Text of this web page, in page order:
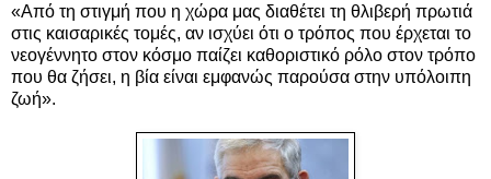
«Από τη στιγμή που η χώρα μας διαθέτει τη θλιβερή πρωτιά
στις καισαρικές τομές, αν ισχύει ότι ο τρόπος που έρχεται το
νεογέννητο στον κόσμο παίζει καθοριστικό ρόλο στον τρόπο
που θα ζήσει, η βία είναι εμφανώς παρούσα στην υπόλοιπη
ζωή».